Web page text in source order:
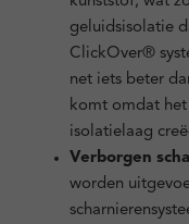
geluidsisolatie
ClickOver®
net iets beter
komt omdat
isolatielaag
Verborgen
worden